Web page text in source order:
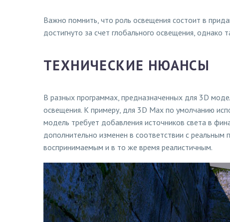
Важно помнить, что роль освещения состоит в
достигнуто за счет глобального освещения, однако
ТЕХНИЧЕСКИЕ НЮАНСЫ
В разных программах, предназначенных для 3D
освещения. К примеру, для 3D Max по умолчанию
модель требует добавления источников света в
дополнительно изменен в соответствии с реальным
воспринимаемым и в то же время реалистичным.